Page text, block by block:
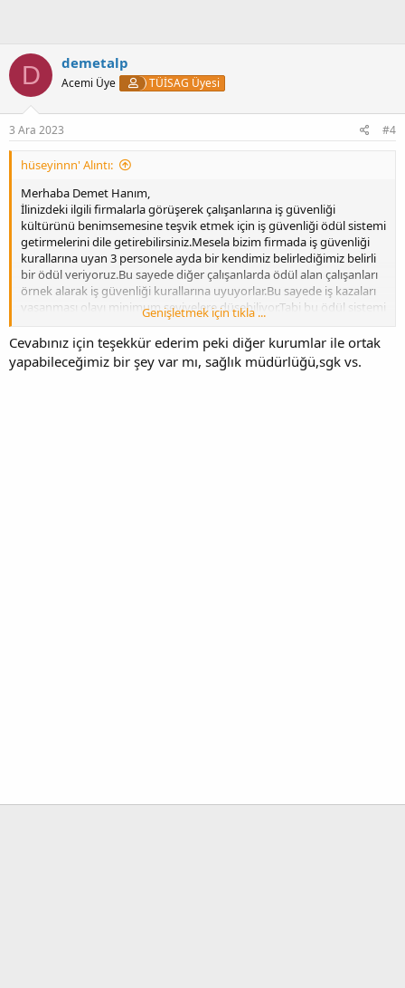
D demetalp
Acemi Üye TÜİSAG Üyesi
3 Ara 2023 #4
hüseyinnn' Alıntı:
Merhaba Demet Hanım,
İlinizdeki ilgili firmalarla görüşerek çalışanlarına iş güvenliği
kültürünü benimsemesine teşvik etmek için iş güvenliği ödül sistemi
getirmelerini dile getirebilirsiniz.Mesela bizim firmada iş güvenliği
kurallarına uyan 3 personele ayda bir kendimiz belirlediğimiz belirli
bir ödül veriyoruz.Bu sayede diğer çalışanlarda ödül alan çalışanları
örnek alarak iş güvenliği kurallarına uyuyorlar.Bu sayede iş kazaları
yaşanması olayı minimum seviyelere düşebiliyor.Tabi bu ödül sistemi
güvensiz hareketler sonucu meydana gelen kazaların önüne
geçebiliyor.
Genişletmek için tıkla ...
Cevabınız için teşekkür ederim peki diğer kurumlar ile ortak
yapabileceğimiz bir şey var mı, sağlık müdürlüğü,sgk vs.